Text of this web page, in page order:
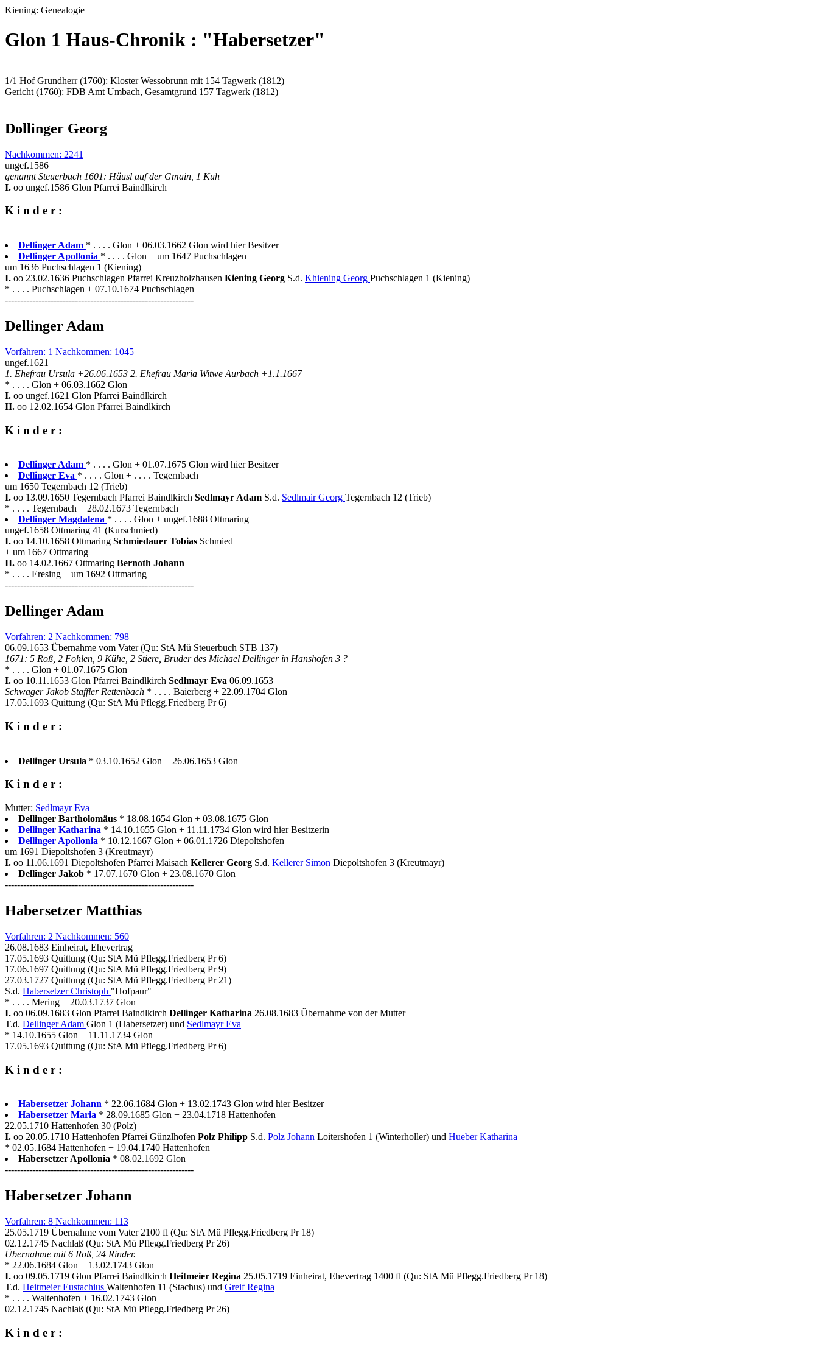
Kiening: Genealogie
Glon 1 Haus-Chronik : "Habersetzer"
1/1 Hof Grundherr (1760): Kloster Wessobrunn mit 154 Tagwerk (1812)
Gericht (1760): FDB Amt Umbach, Gesamtgrund 157 Tagwerk (1812)
Dollinger Georg
Nachkommen: 2241
ungef.1586
genannt Steuerbuch 1601: Häusl auf der Gmain, 1 Kuh
I. oo ungef.1586 Glon Pfarrei Baindlkirch
K i n d e r :
Dellinger Adam * . . . . Glon + 06.03.1662 Glon wird hier Besitzer
Dellinger Apollonia * . . . . Glon + um 1647 Puchschlagen
um 1636 Puchschlagen 1 (Kiening)
I. oo 23.02.1636 Puchschlagen Pfarrei Kreuzholzhausen Kiening Georg S.d. Khiening Georg Puchschlagen 1 (Kiening)
* . . . . Puchschlagen + 07.10.1674 Puchschlagen
--------------------------------------------------------------
Dellinger Adam
Vorfahren: 1 Nachkommen: 1045
ungef.1621
1. Ehefrau Ursula +26.06.1653 2. Ehefrau Maria Witwe Aurbach +1.1.1667
* . . . . Glon + 06.03.1662 Glon
I. oo ungef.1621 Glon Pfarrei Baindlkirch
II. oo 12.02.1654 Glon Pfarrei Baindlkirch
K i n d e r :
Dellinger Adam * . . . . Glon + 01.07.1675 Glon wird hier Besitzer
Dellinger Eva * . . . . Glon + . . . . Tegernbach
um 1650 Tegernbach 12 (Trieb)
I. oo 13.09.1650 Tegernbach Pfarrei Baindlkirch Sedlmayr Adam S.d. Sedlmair Georg Tegernbach 12 (Trieb)
* . . . . Tegernbach + 28.02.1673 Tegernbach
Dellinger Magdalena * . . . . Glon + ungef.1688 Ottmaring
ungef.1658 Ottmaring 41 (Kurschmied)
I. oo 14.10.1658 Ottmaring Schmiedauer Tobias Schmied
+ um 1667 Ottmaring
II. oo 14.02.1667 Ottmaring Bernoth Johann
* . . . . Eresing + um 1692 Ottmaring
--------------------------------------------------------------
Dellinger Adam
Vorfahren: 2 Nachkommen: 798
06.09.1653 Übernahme vom Vater (Qu: StA Mü Steuerbuch STB 137)
1671: 5 Roß, 2 Fohlen, 9 Kühe, 2 Stiere, Bruder des Michael Dellinger in Hanshofen 3 ?
* . . . . Glon + 01.07.1675 Glon
I. oo 10.11.1653 Glon Pfarrei Baindlkirch Sedlmayr Eva 06.09.1653
Schwager Jakob Staffler Rettenbach * . . . . Baierberg + 22.09.1704 Glon
17.05.1693 Quittung (Qu: StA Mü Pflegg.Friedberg Pr 6)
K i n d e r :
Dellinger Ursula * 03.10.1652 Glon + 26.06.1653 Glon
K i n d e r :
Mutter: Sedlmayr Eva
Dellinger Bartholomäus * 18.08.1654 Glon + 03.08.1675 Glon
Dellinger Katharina * 14.10.1655 Glon + 11.11.1734 Glon wird hier Besitzerin
Dellinger Apollonia * 10.12.1667 Glon + 06.01.1726 Diepoltshofen
um 1691 Diepoltshofen 3 (Kreutmayr)
I. oo 11.06.1691 Diepoltshofen Pfarrei Maisach Kellerer Georg S.d. Kellerer Simon Diepoltshofen 3 (Kreutmayr)
Dellinger Jakob * 17.07.1670 Glon + 23.08.1670 Glon
--------------------------------------------------------------
Habersetzer Matthias
Vorfahren: 2 Nachkommen: 560
26.08.1683 Einheirat, Ehevertrag
17.05.1693 Quittung (Qu: StA Mü Pflegg.Friedberg Pr 6)
17.06.1697 Quittung (Qu: StA Mü Pflegg.Friedberg Pr 9)
27.03.1727 Quittung (Qu: StA Mü Pflegg.Friedberg Pr 21)
S.d. Habersetzer Christoph "Hofpaur"
* . . . . Mering + 20.03.1737 Glon
I. oo 06.09.1683 Glon Pfarrei Baindlkirch Dellinger Katharina 26.08.1683 Übernahme von der Mutter
T.d. Dellinger Adam Glon 1 (Habersetzer) und Sedlmayr Eva
* 14.10.1655 Glon + 11.11.1734 Glon
17.05.1693 Quittung (Qu: StA Mü Pflegg.Friedberg Pr 6)
K i n d e r :
Habersetzer Johann * 22.06.1684 Glon + 13.02.1743 Glon wird hier Besitzer
Habersetzer Maria * 28.09.1685 Glon + 23.04.1718 Hattenhofen
22.05.1710 Hattenhofen 30 (Polz)
I. oo 20.05.1710 Hattenhofen Pfarrei Günzlhofen Polz Philipp S.d. Polz Johann Loitershofen 1 (Winterholler) und Hueber Katharina
* 02.05.1684 Hattenhofen + 19.04.1740 Hattenhofen
Habersetzer Apollonia * 08.02.1692 Glon
--------------------------------------------------------------
Habersetzer Johann
Vorfahren: 8 Nachkommen: 113
25.05.1719 Übernahme vom Vater 2100 fl (Qu: StA Mü Pflegg.Friedberg Pr 18)
02.12.1745 Nachlaß (Qu: StA Mü Pflegg.Friedberg Pr 26)
Übernahme mit 6 Roß, 24 Rinder.
* 22.06.1684 Glon + 13.02.1743 Glon
I. oo 09.05.1719 Glon Pfarrei Baindlkirch Heitmeier Regina 25.05.1719 Einheirat, Ehevertrag 1400 fl (Qu: StA Mü Pflegg.Friedberg Pr 18)
T.d. Heitmeier Eustachius Waltenhofen 11 (Stachus) und Greif Regina
* . . . . Waltenhofen + 16.02.1743 Glon
02.12.1745 Nachlaß (Qu: StA Mü Pflegg.Friedberg Pr 26)
K i n d e r :